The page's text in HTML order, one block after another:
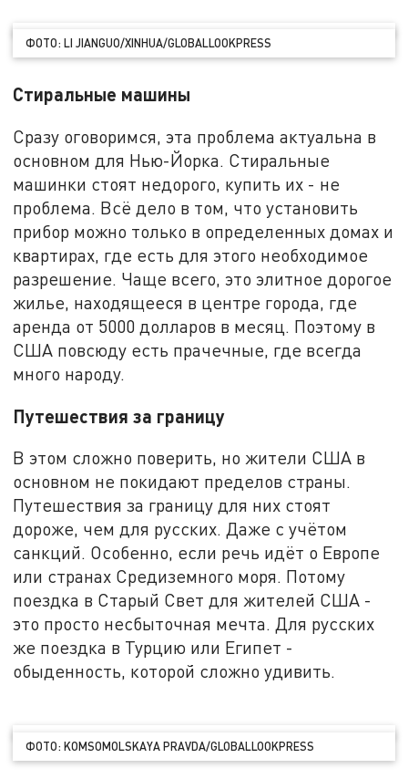
ФОТО: LI JIANGUO/XINHUA/GLOBALLOOKPRESS
Стиральные машины
Сразу оговоримся, эта проблема актуальна в
основном для Нью-Йорка. Стиральные
машинки стоят недорого, купить их - не
проблема. Всё дело в том, что установить
прибор можно только в определенных домах и
квартирах, где есть для этого необходимое
разрешение. Чаще всего, это элитное дорогое
жилье, находящееся в центре города, где
аренда от 5000 долларов в месяц. Поэтому в
США повсюду есть прачечные, где всегда
много народу.
Путешествия за границу
В этом сложно поверить, но жители США в
основном не покидают пределов страны.
Путешествия за границу для них стоят
дороже, чем для русских. Даже с учётом
санкций. Особенно, если речь идёт о Европе
или странах Средиземного моря. Потому
поездка в Старый Свет для жителей США -
это просто несбыточная мечта. Для русских
же поездка в Турцию или Египет -
обыденность, которой сложно удивить.
ФОТО: KOMSOMOLSKAYA PRAVDA/GLOBALLOOKPRESS